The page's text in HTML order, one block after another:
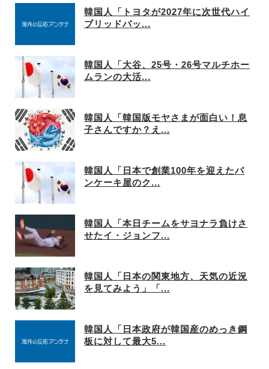
韓国人「トヨタが2027年に次世代ハイ
ブリッドバッ...
韓国人「大谷、25号・26号マルチホー
ムランの大活...
韓国人「韓国版モヤさまが面白い！息
子さんですか？え...
韓国人「日本で創業100年を迎えたパ
ンケーキ屋のク...
韓国人「本日チームをサヨナラ負けさ
せたイ・ジョンフ...
韓国人「日本の関東地方、天気の近況
を見てみよう」「...
韓国人「日本政府が韓国産のめっき鋼
板に対して最大5...